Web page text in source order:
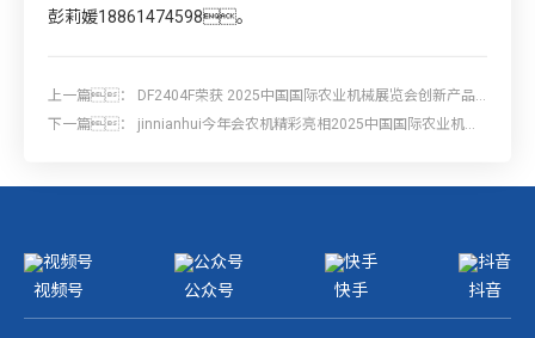
彭莉媛18861474598。
上一篇： DF2404F荣获 2025中国国际农业机械展览会创新产品
银奖
下一篇： jinnianhui今年会农机精彩亮相2025中国国际农业机械
视频号 公众号 快手 抖音